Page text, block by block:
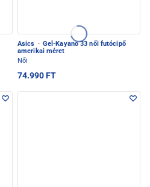
Asics · Gel-Kayano 33 női futócipő
amerikai méret
Női
74.990 FT